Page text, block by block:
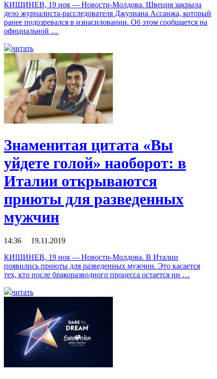
КИШИНЕВ, 19 ноя — Новости-Молдова. Швеция закрыла
дело журналиста-расследователя Джулиана Ассанжа, который
ранее подозревался в изнасиловании. Об этом сообщается на
официальной …
читать
Знаменитая цитата «Вы
уйдете голой» наоборот: в
Италии открываются
приюты для разведенных
мужчин
14:36 19.11.2019
КИШИНЕВ, 19 ноя — Новости-Молдова. В Италии
появились приюты для разведенных мужчин. Это касается
тех, кто после бракоразводного процесса остается ни …
читать